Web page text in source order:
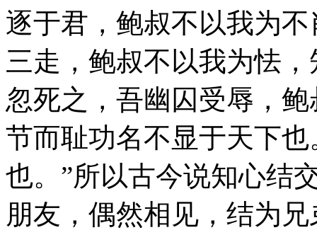
逐于君，鲍叔不以我为
三走，鲍叔不以我为怯
忽死之，吾幽囚受辱，
节而耻功名不显于天下
也。”所以古今说知心结
朋友，偶然相见，结为